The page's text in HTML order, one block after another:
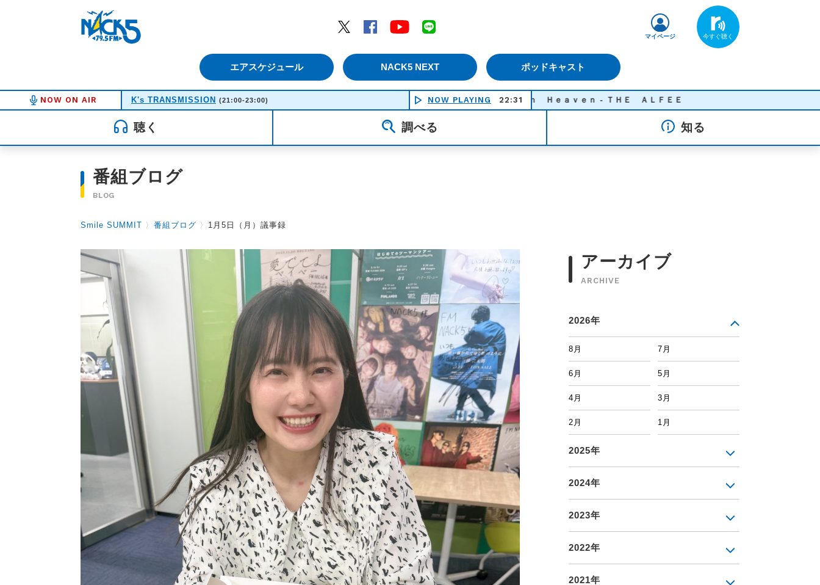
Twitter
Facebook YouTube
エアスケジュール NACK5 NEXT ポッドキャスト
マイページ
NOW ON AIR K's TRANSMISSION (21:00-23:00) NOW PLAYING 22:31
Ｄａｎｃｉｎｇ ｉｎ Ｈｅａｖｅｎ - ＴＨＥ ＡＬＦＥＥ
聴く 調べる 知る
番組ブログ
BLOG
Smile SUMMIT 〉 番組ブログ 〉 1月5日（月）議事録
アーカイブ
ARCHIVE
2026年
8月 7月
6月 5月
4月 3月
2月 1月
2025年
2024年
2023年
2022年
2021年